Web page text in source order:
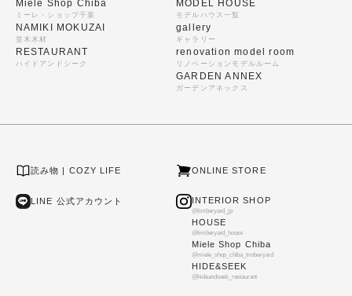
Miele Shop Chiba
ミーレ・ショップ千葉
NAMIKI MOKUZAI
並木木材
RESTAURANT
ハイドアンドシーク
MODEL HOUSE
モデルハウス一覧
gallery
ギャラリー
renovation model room
リノベーションモデルルーム
GARDEN ANNEX
ガーデンアネックス
読み物 | COZY LIFE ONLINE STORE
LINE 公式アカウント INTERIOR SHOP
@timberyard_jp
HOUSE
@timberyard_house
Miele Shop Chiba
@miele_shop_chiba_timberyard
HIDE&SEEK
@hideandseek_restaurant